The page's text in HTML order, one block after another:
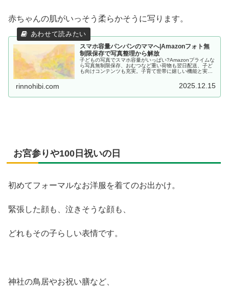
赤ちゃんの肌がいっそう柔らかそうに写ります。
スマホ容量パンパンのママへ|Amazonフォト無
制限保存で写真整理から解放
子どもの写真でスマホ容量がいっぱい?Amazonプライムな
ら写真無制限保存、おむつなど重い荷物も翌日配送、子ど
も向けコンテンツも充実。子育て世帯に嬉しい機能と実際
rinnohibi.com 2025.12.15
お宮参りや100日祝いの日
初めてフォーマルなお洋服を着てのお出かけ。
緊張した顔も、泣きそうな顔も、
どれもその子らしい表情です。
神社の鳥居やお祝い膳など、